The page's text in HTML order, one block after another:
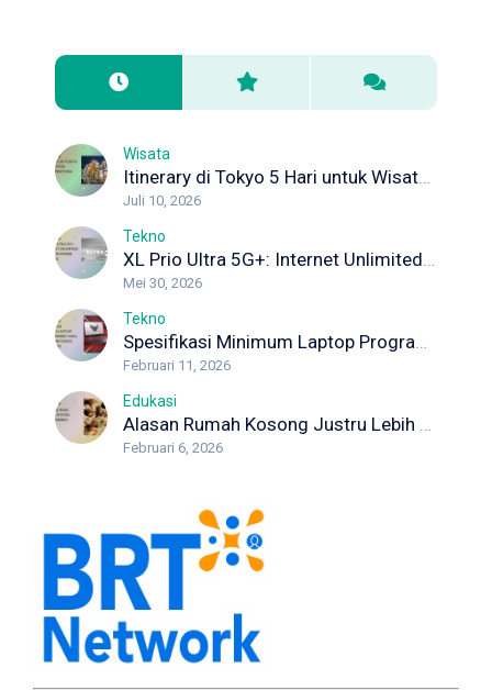
Wisata
Itinerary di Tokyo 5 Hari untuk Wisata Pertama Kali
Juli 10, 2026
Tekno
XL Prio Ultra 5G+: Internet Unlimited dengan Koneksi Maksimal
Mei 30, 2026
Tekno
Spesifikasi Minimum Laptop Programmer yang Wajib Diketahui Developer
Februari 11, 2026
Edukasi
Alasan Rumah Kosong Justru Lebih Berisiko Rayap
Februari 6, 2026